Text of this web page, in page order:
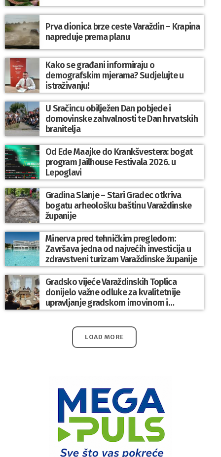
Prva dionica brze ceste Varaždin – Krapina
napreduje prema planu
Kako se građani informiraju o
demografskim mjerama? Sudjelujte u
istraživanju!
U Sračincu obilježen Dan pobjede i
domovinske zahvalnosti te Dan hrvatskih
branitelja
Od Ede Maajke do Krankšvestera: bogat
program Jailhouse Festivala 2026. u
Lepoglavi
Gradina Slanje – Stari Gradec otkriva
bogatu arheološku baštinu Varaždinske
županije
Minerva pred tehničkim pregledom:
Završava jedna od najvećih investicija u
zdravstveni turizam Varaždinske županije
Gradsko vijeće Varaždinskih Toplica
donijelo važne odluke za kvalitetnije
upravljanje gradskom imovinom i
komunalnim sustavom
LOAD MORE